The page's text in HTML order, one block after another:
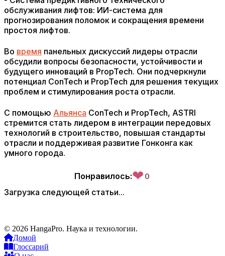
обслуживания лифтов: ИИ-система для
прогнозирования поломок и сокращения времени
простоя лифтов.
Во время панельных дискуссий лидеры отрасли
обсудили вопросы безопасности, устойчивости и
будущего инноваций в PropTech. Они подчеркнули
потенциал ConTech и PropTech для решения текущих
проблем и стимулирования роста отрасли.
С помощью Альянса ConTech и PropTech, ASTRI
стремится стать лидером в интеграции передовых
технологий в строительство, повышая стандарты
отрасли и поддерживая развитие Гонконга как
умного города.
Понравилось:❤ 0
Загрузка следующей статьи...
© 2026 HangaPro. Наука и технологии.
Домой
Глоссарий